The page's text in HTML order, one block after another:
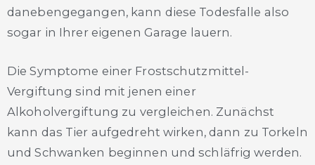
danebengegangen, kann diese Todesfalle also
sogar in Ihrer eigenen Garage lauern.
Die Symptome einer Frostschutzmittel-
Vergiftung sind mit jenen einer
Alkoholvergiftung zu vergleichen. Zunächst
kann das Tier aufgedreht wirken, dann zu Torkeln
und Schwanken beginnen und schläfrig werden.